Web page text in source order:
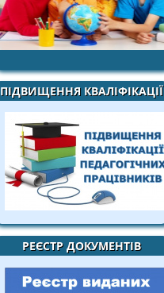
ПІДВИЩЕННЯ КВАЛІФІКАЦІЇ
РЕЄСТР ДОКУМЕНТІВ